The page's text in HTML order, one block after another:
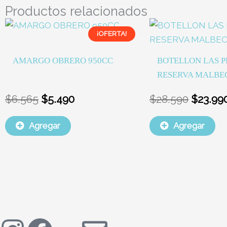
Productos relacionados
¡OFERTA!
AMARGO OBRERO 950CC
$6.565
El
era:
$5.490
El
precio
es:
Agregar
BOTELLON LAS
RESERVA
$28.590
El
precio
era:
$
Agregar